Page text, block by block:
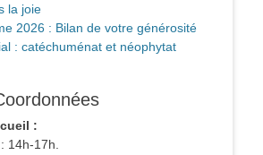
la joie
2026 : Bilan de votre générosité
: catéchuménat et néophytat
:
14h-17h.